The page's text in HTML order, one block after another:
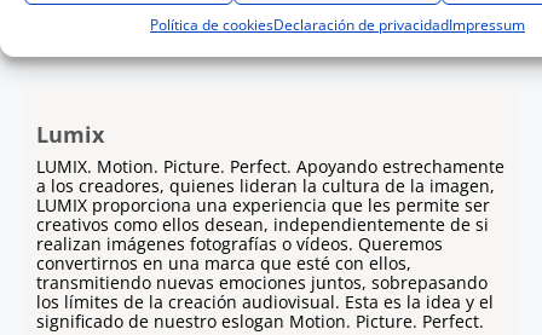
Política de cookiesDeclaración de privacidadImpressum
condiciones de poca luz.
Lumix
LUMIX. Motion. Picture. Perfect. Apoyando estrechamente
a los creadores, quienes lideran la cultura de la imagen,
LUMIX proporciona una experiencia que les permite ser
creativos como ellos desean, independientemente de si
realizan imágenes fotografías o vídeos. Queremos
convertirnos en una marca que esté con ellos,
transmitiendo nuevas emociones juntos, sobrepasando
los límites de la creación audiovisual. Esta es la idea y el
significado de nuestro eslogan Motion. Picture. Perfect.